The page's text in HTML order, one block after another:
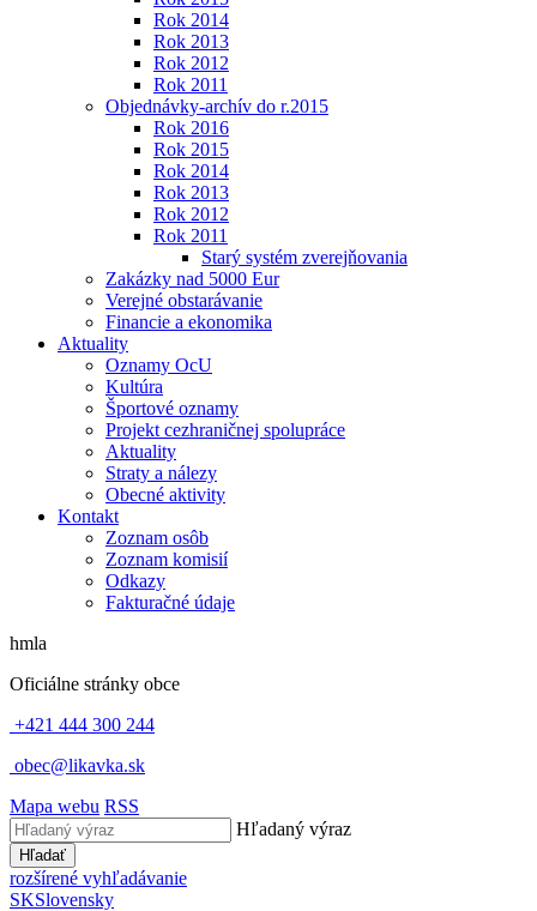
Rok 2014
Rok 2013
Rok 2012
Rok 2011
Objednávky-archív do r.2015
Rok 2016
Rok 2015
Rok 2014
Rok 2013
Rok 2012
Rok 2011
Starý systém zverejňovania
Zakázky nad 5000 Eur
Verejné obstarávanie
Financie a ekonomika
Aktuality
Oznamy OcU
Kultúra
Športové oznamy
Projekt cezhraničnej spolupráce
Aktuality
Straty a nálezy
Obecné aktivity
Kontakt
Zoznam osôb
Zoznam komisií
Odkazy
Fakturačné údaje
hmla
Oficiálne stránky obce
+421 444 300 244
obec@likavka.sk
Mapa webu RSS
Hľadaný výraz
Hľadať
rozšírené vyhľadávanie
SKSlovensky